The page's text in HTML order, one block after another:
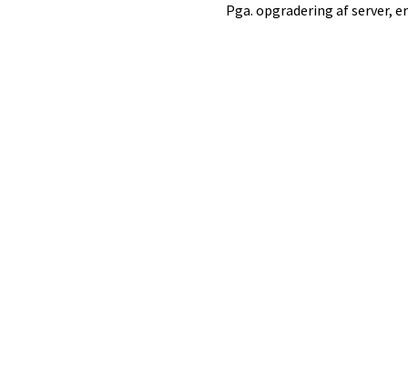
Pga. opgradering af server,